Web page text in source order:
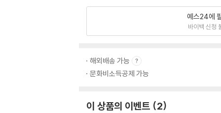
예스24에
바이백 신청
해외배송 가능
문화비소득공제 가능
이 상품의 이벤트 2